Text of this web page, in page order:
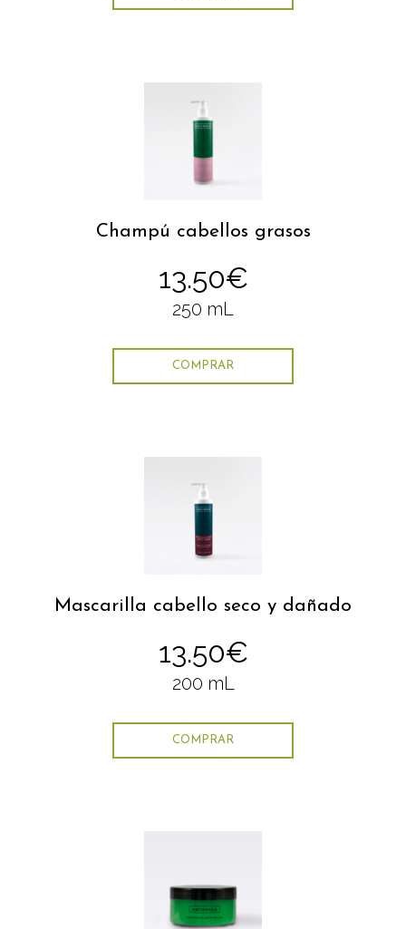
Champú cabellos grasos
13.50€
250 mL
COMPRAR
Mascarilla cabello seco y dañado
13.50€
200 mL
COMPRAR